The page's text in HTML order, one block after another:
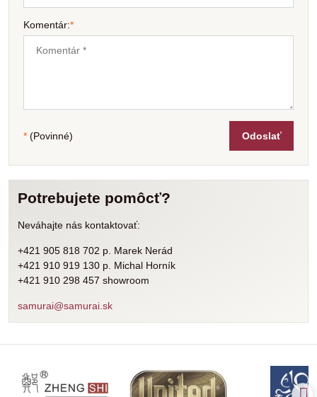
Komentár:*
* (Povinné) Odoslať
Potrebujete pomôcť?
Neváhajte nás kontaktovať:
+421 905 818 702 p. Marek Nerád
+421 910 919 130 p. Michal Horník
+421 910 298 457 showroom
samurai@samurai.sk